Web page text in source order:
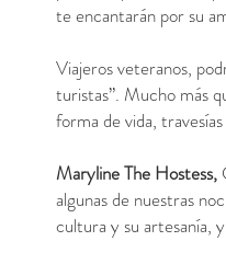
te encantarán por su
Viajeros veteranos,
turistas”. Mucho más
forma de vida,
MarylineThe Hostess,
algunas de nuestras
cultura y su artesanía,